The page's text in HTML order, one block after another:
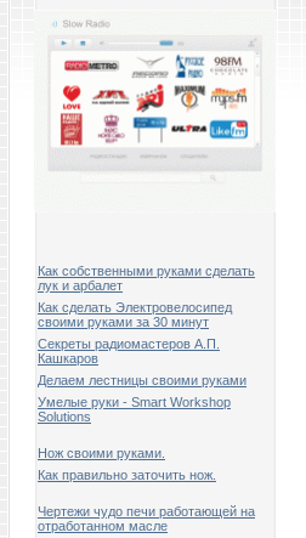
Как собственными руками сделать
лук и арбалет
Как сделать Электровелосипед
своими руками за 30 минут
Секреты радиомастеров А.П.
Кашкаров
Делаем лестницы своими руками
Умелые руки - Smart Workshop
Solutions
Нож своими руками.
Как правильно заточить нож.
Чертежи чудо печи работающей на
отработанном масле